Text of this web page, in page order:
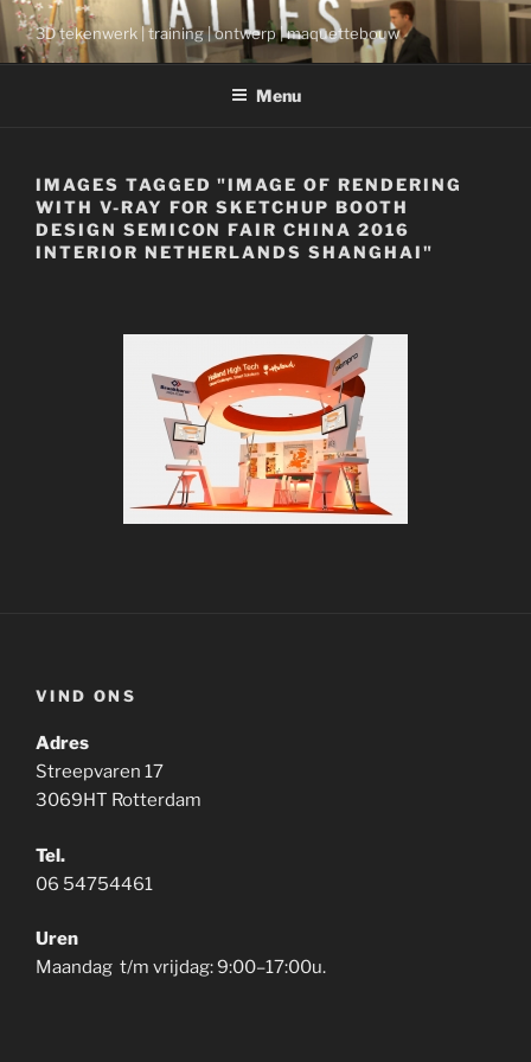
Ga
naar
de
3D tekenwerk | training | ontwerp | maquettebouw
Menu
IMAGES TAGGED "IMAGE OF RENDERING
WITH V-RAY FOR SKETCHUP BOOTH
DESIGN SEMICON FAIR CHINA 2016
INTERIOR NETHERLANDS SHANGHAI"
VIND ONS
Adres
Streepvaren 17
3069HT Rotterdam
Tel.
06 54754461
Uren
Maandag t/m vrijdag: 9:00–17:00u.